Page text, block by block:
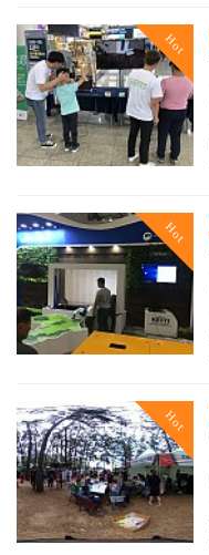
Hot
Hot
Hot